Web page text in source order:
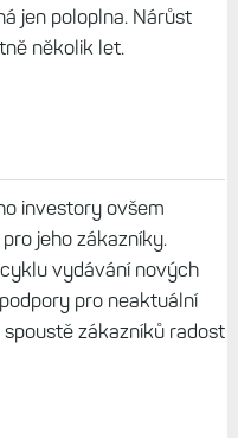
jen poloplna. Nárůst
několik let.
investory ovšem
jeho zákazníky.
vydávání nových
pro neaktuální
zákazníků radost